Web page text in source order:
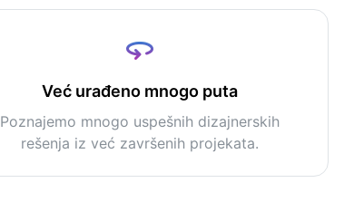
Već urađeno mnogo puta
Poznajemo mnogo uspešnih dizajnerskih
rešenja iz već završenih projekata.